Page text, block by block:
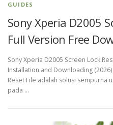
GUIDES
Sony Xperia D2005
Full Version Free
Sony Xperia D2005 Screen Lock
Installation and Downloading
Reset File adalah solusi sempurna
pada …